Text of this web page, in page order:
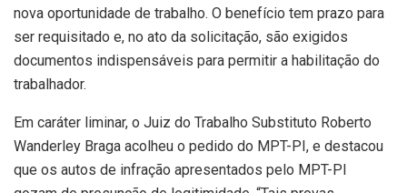
nova oportunidade de trabalho. O benefício tem prazo para
ser requisitado e, no ato da solicitação, são exigidos
documentos indispensáveis para permitir a habilitação do
trabalhador.
Em caráter liminar, o Juiz do Trabalho Substituto Roberto
Wanderley Braga acolheu o pedido do MPT-PI, e destacou
que os autos de infração apresentados pelo MPT-PI